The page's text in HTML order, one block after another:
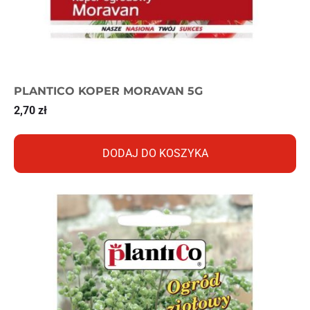
PLANTICO KOPER MORAVAN 5G
2,70 zł
DODAJ DO KOSZYKA